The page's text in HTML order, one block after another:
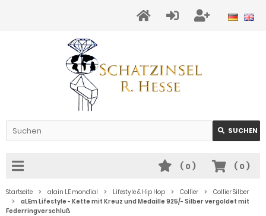
SUCHEN
( 0)
( 0)
Startseite alain LE mondial Lifestyle & Hip Hop Collier
Collier Silber
aLEm Lifestyle - Kette mit Kreuz und Medaille 925/- Silber vergoldet mit
Federringverschluß